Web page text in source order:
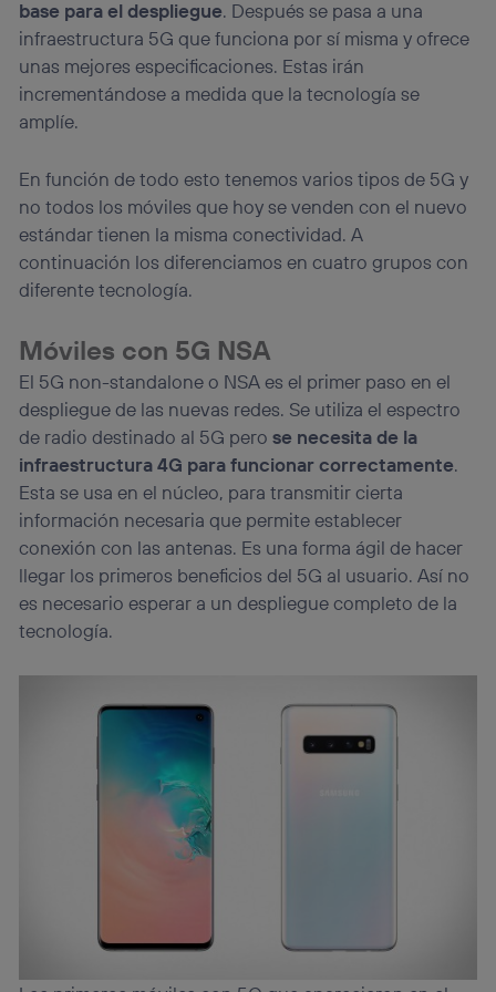
base para el despliegue. Después se pasa a una
infraestructura 5G que funciona por sí misma y ofrece
unas mejores especificaciones. Estas irán
incrementándose a medida que la tecnología se
amplíe.
En función de todo esto tenemos varios tipos de 5G y
no todos los móviles que hoy se venden con el nuevo
estándar tienen la misma conectividad. A
continuación los diferenciamos en cuatro grupos con
diferente tecnología.
Móviles con 5G NSA
El 5G non-standalone o NSA es el primer paso en el
despliegue de las nuevas redes. Se utiliza el espectro
de radio destinado al 5G perose necesita de la
infraestructura 4G para funcionar correctamente.
Esta se usa en el núcleo, para transmitir cierta
información necesaria que permite establecer
conexión con las antenas. Es una forma ágil de hacer
llegar los primeros beneficios del 5G al usuario. Así no
es necesario esperar a un despliegue completo de la
tecnología.
consienta el uso de la tecnología recibirá el mismo
identificador. Típicamente:
Si utilizas unaconexión de banda ancha (p. ej., Wi-Fi),
el marketing o análisis se realizará en función de las
actividades de navegación de los miembros del hogar
Si utilizas
, el marketing será más
personalizado, ya que se basará únicamente en la
navegación del usuario del móvil.
Puedes gestionar los consentimientos Utiq seleccionando
“Administrar Utiq” en la parte inferior de esta página web o
visitando el portal de privacidad de Utiq
(“consenthub”). Para más información, consulta